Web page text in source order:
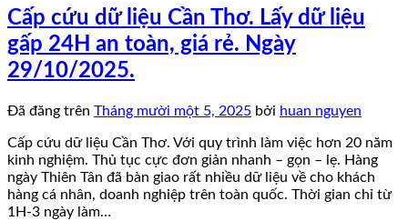
Cấp cứu dữ liệu Cần Thơ. Lấy dữ liệu
gấp 24H an toàn, giá rẻ. Ngày
29/10/2025.
Đã đăng trên Tháng mười một 5, 2025 bởi huan nguyen
Cấp cứu dữ liệu Cần Thơ. Với quy trình làm việc hơn 20 năm
kinh nghiệm. Thủ tục cực đơn giản nhanh – gọn – lẹ. Hàng
ngày Thiên Tân đã bàn giao rất nhiều dữ liệu về cho khách
hàng cá nhân, doanh nghiệp trên toàn quốc. Thời gian chỉ từ
1H-3 ngày làm…